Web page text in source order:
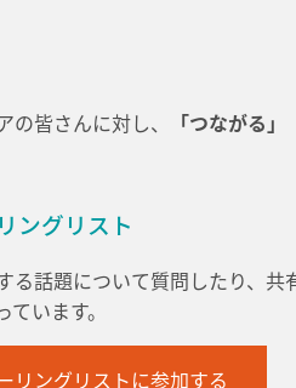
皆さんに対し、 「つながる
ングリスト
る話題について質問したり、
います。
リングリストに参加する